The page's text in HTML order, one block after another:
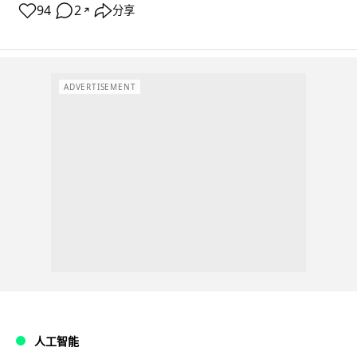
94 2 ↗ 分享
ADVERTISEMENT
人工智能